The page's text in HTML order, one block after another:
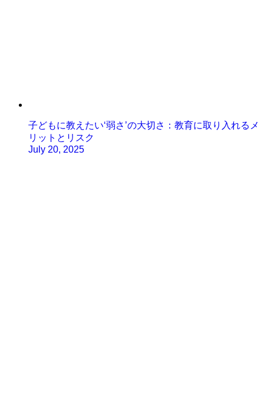
子どもに教えたい‘弱さ’の大切さ：教育に取り入れるメ
リットとリスク
July 20, 2025